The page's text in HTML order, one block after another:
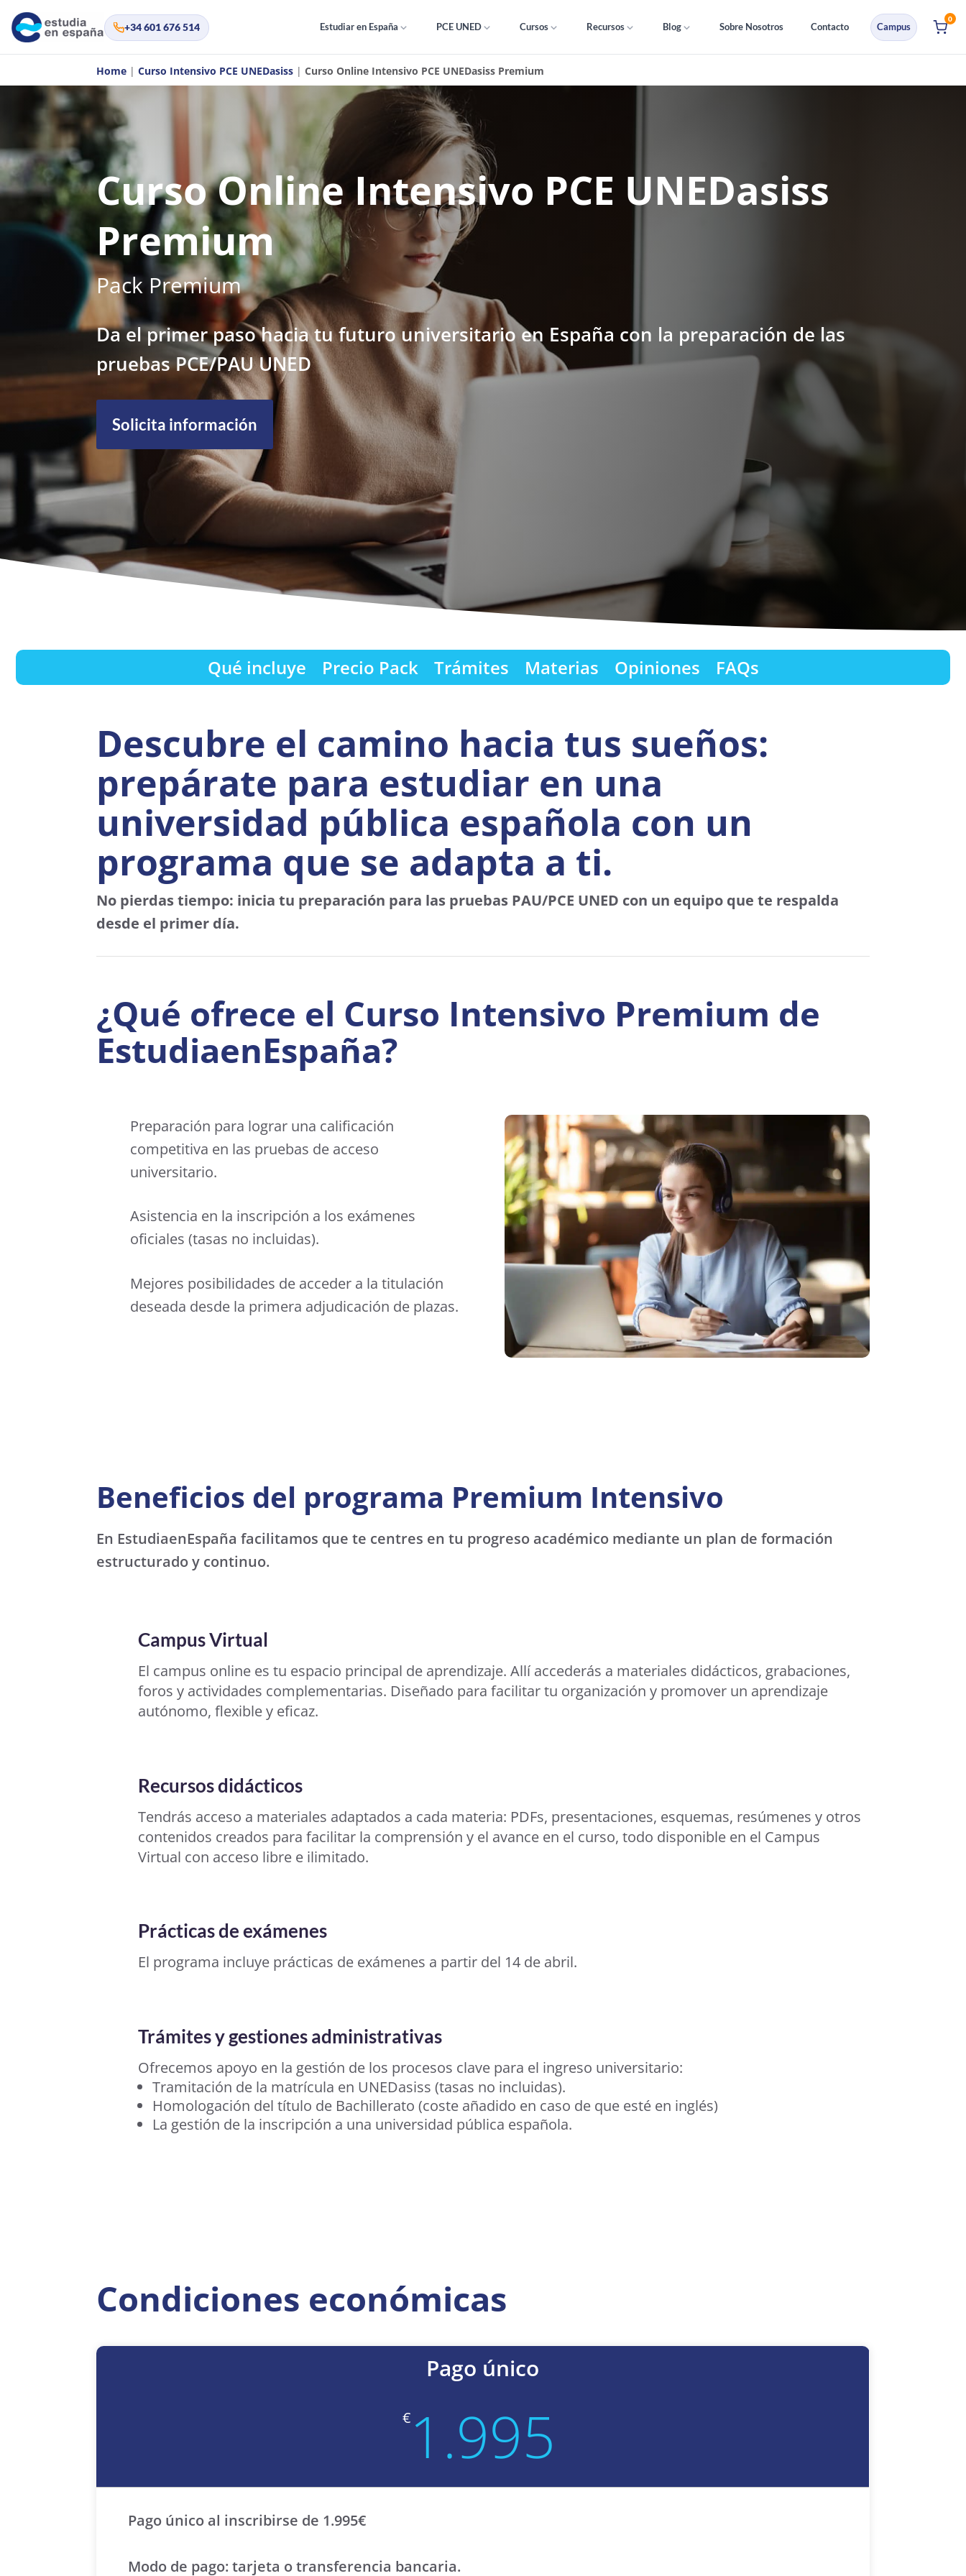
+34 601 676 514 Estudiar en España PCE UNED Cursos Recursos Blog Sobre Nosotros Contacto Campus
0
Home |Curso Intensivo PCE UNEDasiss |Curso Online Intensivo PCE UNEDasiss Premium
Curso Online Intensivo PCE UNEDasiss
Premium
Pack Premium
Da el primer paso hacia tu futuro universitario en España con la preparación de las
pruebas PCE/PAU UNED
Solicita información
Qué incluye Precio Pack Trámites Materias Opiniones FAQs
Descubre el camino hacia tus sueños:
prepárate para estudiar en una
universidad pública española con un
programa que se adapta a ti.
No pierdas tiempo: inicia tu preparación para las pruebas PAU/PCE UNED con un equipo que te respalda
desde el primer día.
¿Qué ofrece el Curso Intensivo Premium de
EstudiaenEspaña?
Preparación para lograr una calificación
competitiva en las pruebas de acceso
universitario.
Asistencia en la inscripción a los exámenes
oficiales (tasas no incluidas).
Mejores posibilidades de acceder a la titulación
deseada desde la primera adjudicación de plazas.
Beneficios del programa Premium Intensivo
En EstudiaenEspaña facilitamos que te centres en tu progreso académico mediante un plan de formación
estructurado y continuo.
Campus Virtual
El campus online es tu espacio principal de aprendizaje. Allí accederás a materiales didácticos, grabaciones,
foros y actividades complementarias. Diseñado para facilitar tu organización y promover un aprendizaje
autónomo, flexible y eficaz.
Recursos didácticos
Tendrás acceso a materiales adaptados a cada materia: PDFs, presentaciones, esquemas, resúmenes y otros
contenidos creados para facilitar la comprensión y el avance en el curso, todo disponible en el Campus
Virtual con acceso libre e ilimitado.
Prácticas de exámenes
El programa incluye prácticas de exámenes a partir del 14 de abril.
Trámites y gestiones administrativas
Ofrecemos apoyo en la gestión de los procesos clave para el ingreso universitario:
Tramitación de la matrícula en UNEDasiss (tasas no incluidas).
Homologación del título de Bachillerato (coste añadido en caso de que esté en inglés)
La gestión de la inscripción a una universidad pública española.
Condiciones económicas
Pago único
€1.995
Pago único al inscribirse de 1.995€
Modo de pago: tarjeta o transferencia bancaria.